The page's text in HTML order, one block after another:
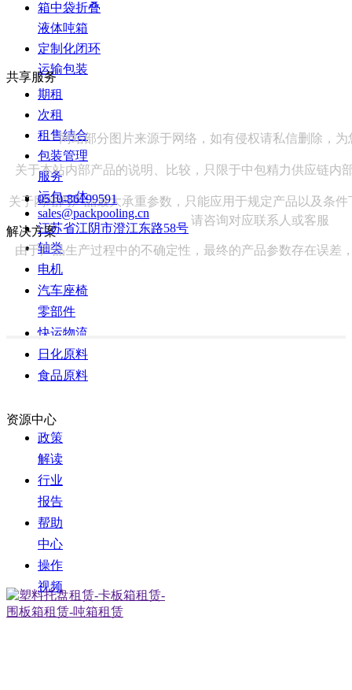
箱中袋折叠
液体吨箱
定制化闭环
运输包装
共享服务
期租
次租
租售结合
包装管理
服务
运包一体
解决方案
轴类
电机
汽车座椅
零部件
快运物流
日化原料
食品原料
资源中心
政策
解读
行业
报告
帮助
中心
操作
视频
网站部分图片来源于网络，如有侵权请私信删除，
关于本站内部产品的说明、比较，只限于中包精力供应链内
关于网站内产品最大承重参数，只能应用于规定产品以及条
请咨询对应联系人或客服
由于产品生产过程中的不确定性，最终的产品参数存在误差
0510-86199591
sales@packpooling.cn
江苏省江阴市澄江东路58号